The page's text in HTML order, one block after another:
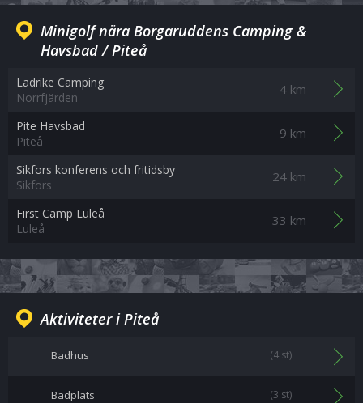
Minigolf nära Borgaruddens Camping &
Havsbad / Piteå
Ladrike Camping
Norrfjärden
4 km
Pite Havsbad
Piteå
9 km
Sikfors konferens och fritidsby
Sikfors
24 km
First Camp Luleå
Luleå
33 km
Aktiviteter i Piteå
Badhus (4 st)
Badplats (3 st)